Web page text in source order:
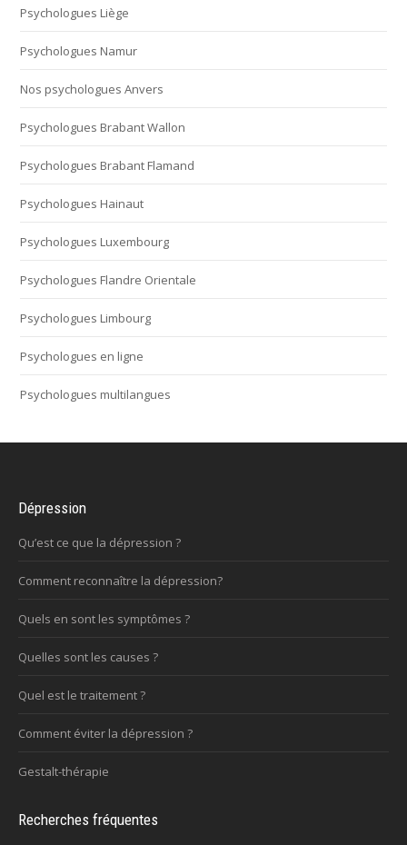
Psychologues Liège
Psychologues Namur
Nos psychologues Anvers
Psychologues Brabant Wallon
Psychologues Brabant Flamand
Psychologues Hainaut
Psychologues Luxembourg
Psychologues Flandre Orientale
Psychologues Limbourg
Psychologues en ligne
Psychologues multilangues
Dépression
Qu’est ce que la dépression ?
Comment reconnaître la dépression?
Quels en sont les symptômes ?
Quelles sont les causes ?
Quel est le traitement ?
Comment éviter la dépression ?
Gestalt-thérapie
Recherches fréquentes